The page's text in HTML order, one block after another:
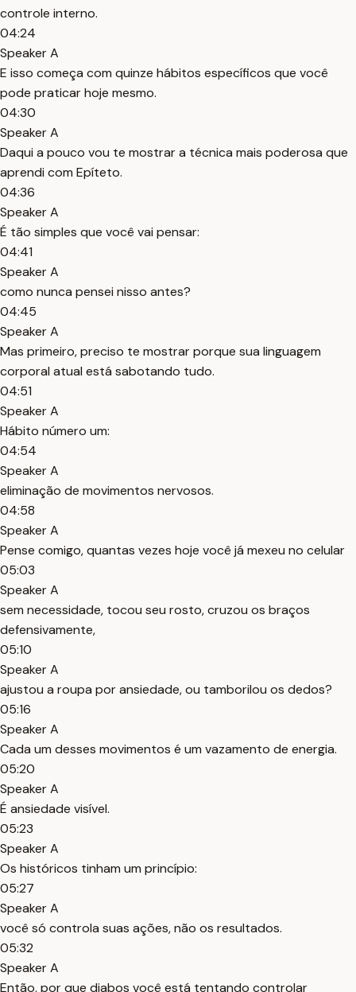
controle interno.
04:24
Speaker A
E isso começa com quinze hábitos específicos que você
pode praticar hoje mesmo.
04:30
Speaker A
Daqui a pouco vou te mostrar a técnica mais poderosa que
aprendi com Epíteto.
04:36
Speaker A
É tão simples que você vai pensar:
04:41
Speaker A
como nunca pensei nisso antes?
04:45
Speaker A
Mas primeiro, preciso te mostrar porque sua linguagem
corporal atual está sabotando tudo.
04:51
Speaker A
Hábito número um:
04:54
Speaker A
eliminação de movimentos nervosos.
04:58
Speaker A
Pense comigo, quantas vezes hoje você já mexeu no celular
05:03
Speaker A
sem necessidade, tocou seu rosto, cruzou os braços
defensivamente,
05:10
Speaker A
ajustou a roupa por ansiedade, ou tamborilou os dedos?
05:16
Speaker A
Cada um desses movimentos é um vazamento de energia.
05:20
Speaker A
É ansiedade visível.
05:23
Speaker A
Os históricos tinham um princípio:
05:27
Speaker A
você só controla suas ações, não os resultados.
05:32
Speaker A
Então, por que diabos você está tentando controlar